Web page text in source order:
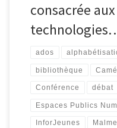
consacrée
ados
bibliothèque
Conférence débat
Espaces Publics
InforJeunes